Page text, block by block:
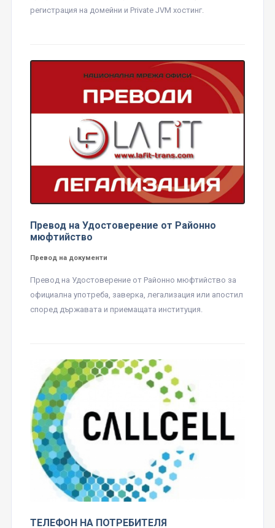
регистрация на домейни и Private JVM хостинг.
Превод на Удостоверение от Районно
мюфтийство
Превод на документи
Превод на Удостоверение от Районно мюфтийство за
официална употреба, заверка, легализация или апостил
според държавата и приемащата институция.
ТЕЛЕФОН НА ПОТРЕБИТЕЛЯ